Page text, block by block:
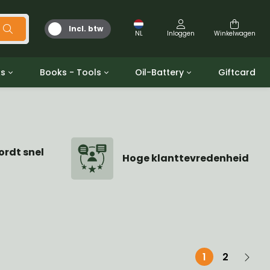
Incl. btw NL Inloggen Winkelwagen
Books - Tools
Boeken
Jerrycan
Oil-Battery Giftcard
snel
Hoge klanttevredenheid
1 2